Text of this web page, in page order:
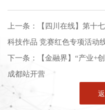
上一条：
【四川在线】第十
科技作品 竞赛红色专项活动
下一条：
【金融界】“产业+
成都站开营